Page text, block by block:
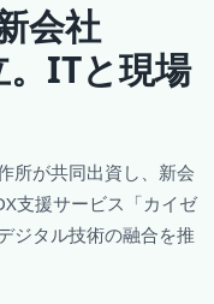
会社
。ITと現場
所が共同出資し、新会
支援サービス「カイゼ
ジタル技術の融合を推